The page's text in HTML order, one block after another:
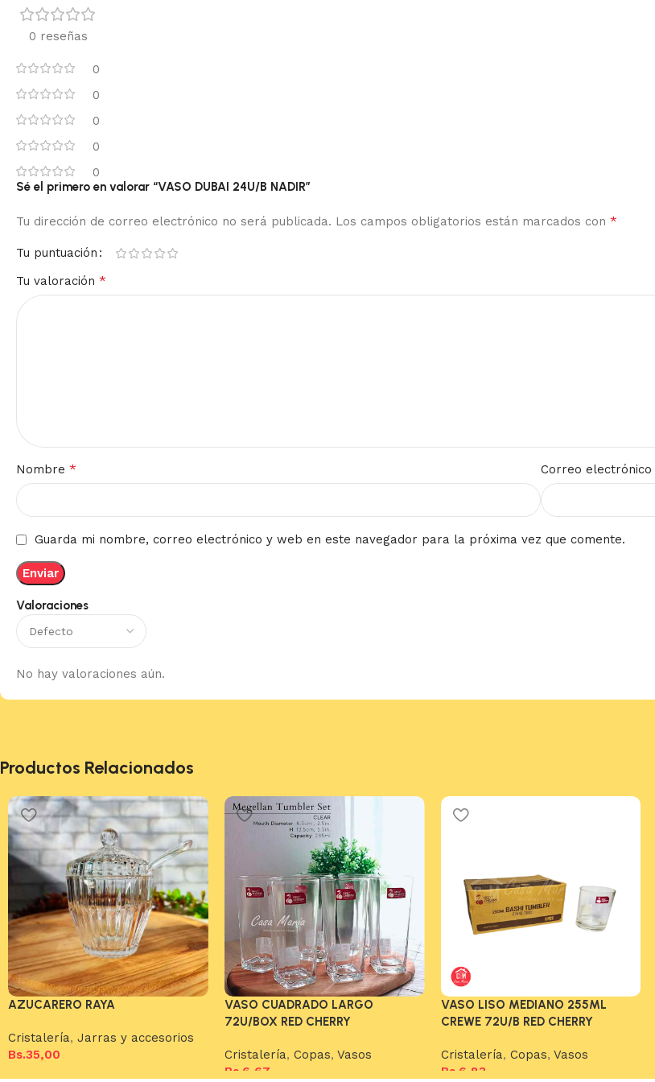
0 reseñas
0
0
0
0
0
Valoraciones
No hay valoraciones aún.
Sé el primero en valorar “VASO DUBAI 24U/B NADIR”
Tu dirección de correo electrónico no será publicada. Los campos obligatorios están marcados con *
Tu puntuación
Tu valoración *
Nombre * Correo electrónico
Guarda mi nombre, correo electrónico y web en este navegador para la próxima vez que comente.
Productos Relacionados
AZUCARERO RAYA
Cristalería, Jarras y accesorios
Bs.35,00
Añadir al carrito
VASO CUADRADO LARGO
72U/BOX RED CHERRY
Cristalería, Copas, Vasos
Bs. 6,67
VASO LISO MEDIANO 255ML
CREWE 72U/B RED CHERRY
Cristalería, Copas, Vasos
Bs. 6,83